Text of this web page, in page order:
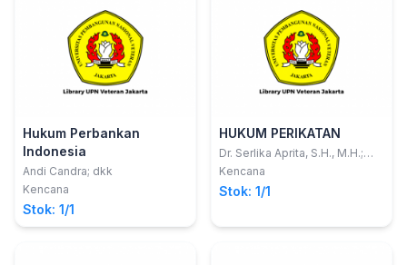
Hukum Perbankan
Indonesia
Andi Candra; dkk
Kencana
Stok: 1/1
HUKUM PERIKATAN
Dr. Serlika Aprita, S.H., M.H.;
Mona Wulandari, S.H., M.H.
Kencana
Stok: 1/1